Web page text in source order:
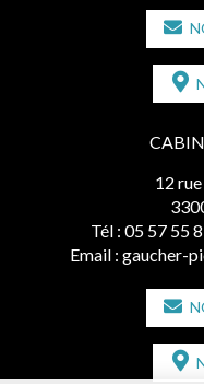
12
Tél : 05 57 55
Email : gaucher-